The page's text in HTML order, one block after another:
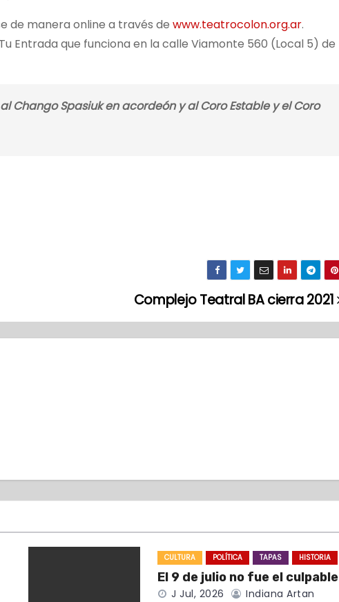
de manera online a través de www.teatrocolon.org.ar.
Entrada que funciona en la calle Viamonte 560 (Local 5) de
Chango Spasiuk en acordeón y al Coro Estable y el Coro
Complejo Teatral BA cierra 2021
CULTURA POLÍTICA TAPAS HISTORIA
El 9 de julio no fue el culpable
J Jul, 2026 Indiana Artan